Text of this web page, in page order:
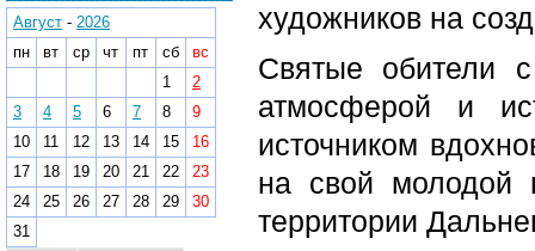
художников на
Святые обители с
атмосферой и
источником
на свой молодой
территории
Август - 2026
пн
вт ср чт пт сб
вс
1
2
3
4 5 6 7 8
9
10
11 12 13 14 15
16
17
18 19 20 21 22
23
24
25 26 27 28 29
30
31